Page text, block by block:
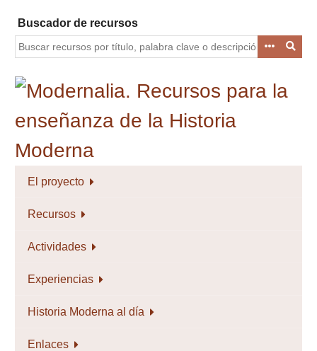
contenido
principal
Buscador de recursos
El proyecto
Recursos
Actividades
Experiencias
Historia Moderna al día
Enlaces